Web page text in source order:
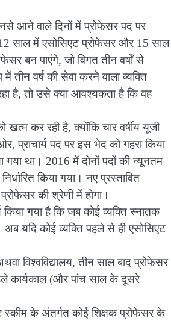
आने वाले दिनों में प्रोफेसर पद पर
साल में एसोसिएट प्रोफेसर और 15 साल
बन पाएंगे, जो विगत तीन वर्षों से
वर्ष की सेवा करने वाला व्यक्ति
है, तो उसे क्या आवश्यकता है कि वह
कर रही है, क्योंकि चार वर्षीय यूजी
प्राचार्य पद पर इस भेद को गहरा किया
गया था। 2016 में दोनों पदों की न्यूनतम
किया गया। नए प्रस्तावित
की श्रेणी में होगा।
गया है कि जब कोई व्यक्ति स्नातक
अब यदि कोई व्यक्ति पहले से ही एसोसिएट
विश्वविद्यालय, तीन साल बाद प्रोफेसर
कार्यकाल (और पांच साल के दूसरे
स्कीम के अंतर्गत कोई शिक्षक प्रोफेसर के